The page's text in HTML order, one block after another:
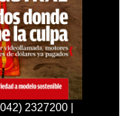
2327200 |